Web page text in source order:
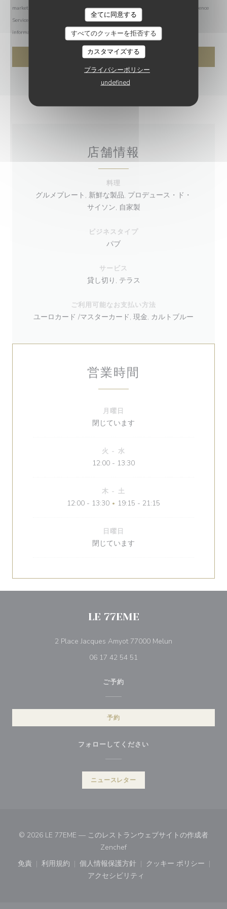
全てに同意する
すべてのクッキーを拒否する
カスタマイズする
プライバシーポリシー
undefined
marketing communications. UK residents can register with the Telephone Preference
Service at
. US residents can register at
information about how we process your data, please see ourprivacy policy
店舗情報
料理
グルメプレート, 新鮮な製品, プロデュース・ド・
サイソン, 自家製
ビジネスタイプ
パブ
サービス
貸し切り, テラス
ご利用可能なお支払い方法
ユーロカード /マスターカード, 現金, カルトブルー
営業時間
月曜日
閉じています
火 - 水
12:00 - 13:30
木 - 土
12:00 - 13:30 • 19:15 - 21:15
日曜日
閉じています
LE 77EME
2 Place Jacques Amyot 77000 Melun
06 17 42 54 51
ご予約
予約
フォローしてください
ニュースレター
© 2026 LE 77EME — このレストランウェブサイトの作成者
Zenchef((新しいウィンドウで開きます))
免責
((新しいウィンドウで開きます))
利用規約
((新しいウィンドウで開きます))
個人情報保護方針
((新しいウィンドウで開きます))
クッキー ポリシー
((新しいウィ
アクセシビリティ
((新しいウィンドウで開きます))
LE 77EME